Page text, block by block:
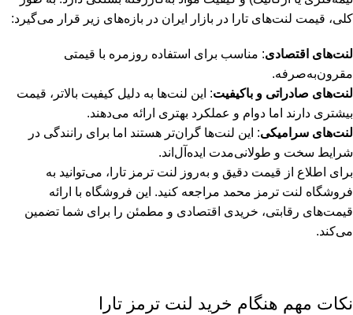
کلی، قیمت لنت‌های تارا در بازار ایران در بازه‌های زیر قرار می‌گیرد:
لنت‌های اقتصادی: مناسب برای استفاده روزمره با قیمتی
مقرون‌به‌صرفه.
لنت‌های صادراتی و باکیفیت: این لنت‌ها به دلیل کیفیت بالاتر، قیمت
بیشتری دارند اما دوام و عملکرد بهتری ارائه می‌دهند.
لنت‌های سرامیکی: این لنت‌ها گران‌تر هستند اما برای رانندگی در
شرایط سخت و طولانی‌مدت ایده‌آل‌اند.
برای اطلاع از قیمت دقیق و به‌روز لنت ترمز تارا، می‌توانید به
فروشگاه لنت ترمز محمد مراجعه کنید. این فروشگاه با ارائه
قیمت‌های رقابتی، خریدی اقتصادی و مطمئن را برای شما تضمین
می‌کند.
نکات مهم هنگام خرید لنت ترمز تارا